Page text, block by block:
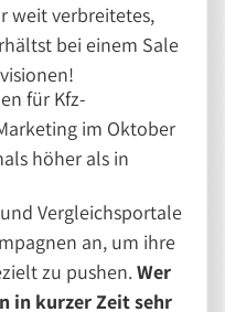
weit verbreitetes,
bei einem Sale
für Kfz-
im Oktober
höher als in
Vergleichsportale
an, um ihre
zu pushen.Wer
in kurzer Zeit sehr